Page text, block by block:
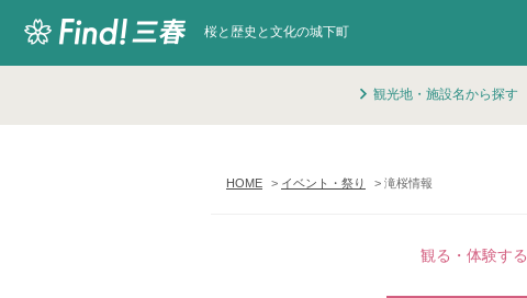
桜と歴史と文化の城下町
観光地・施設名から探す
HOME イベント・祭り 滝桜情報
観る・体験する